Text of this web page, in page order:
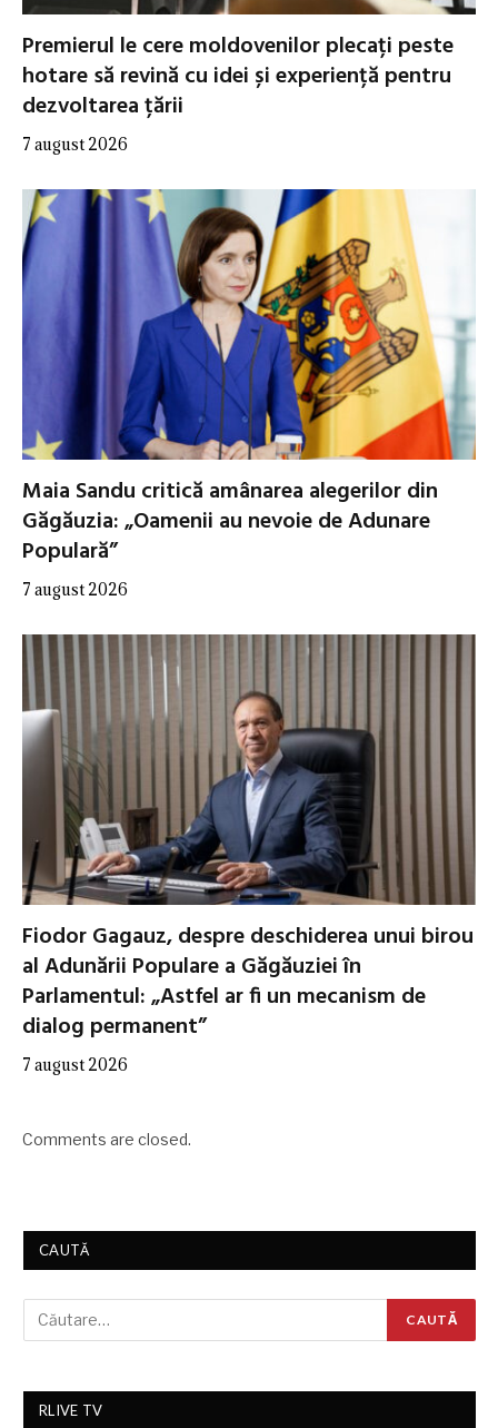
Premierul le cere moldovenilor plecați peste
hotare să revină cu idei și experiență pentru
dezvoltarea țării
7 august 2026
Maia Sandu critică amânarea alegerilor din
Găgăuzia: „Oamenii au nevoie de Adunare
Populară”
7 august 2026
Fiodor Gagauz, despre deschiderea unui birou
al Adunării Populare a Găgăuziei în
Parlamentul: „Astfel ar fi un mecanism de
dialog permanent”
7 august 2026
Comments are closed.
CAUTĂ
RLIVE TV